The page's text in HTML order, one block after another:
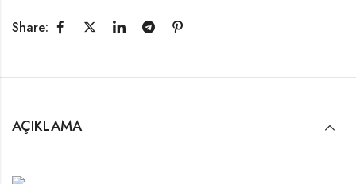
Share:
AÇIKLAMA